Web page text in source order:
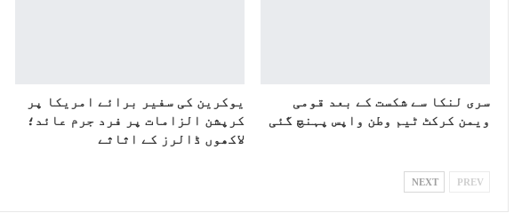
سری لنکا سے شکست کے بعد قومی
ویمن کرکٹ ٹیم وطن واپس پہنچ گئی
یوکرین کی سفیر برائے امریکا پر
کرپشن الزامات پر فرد جرم عائد؛
لاکھوں ڈالرز کے اثاثے
PREV
NEXT